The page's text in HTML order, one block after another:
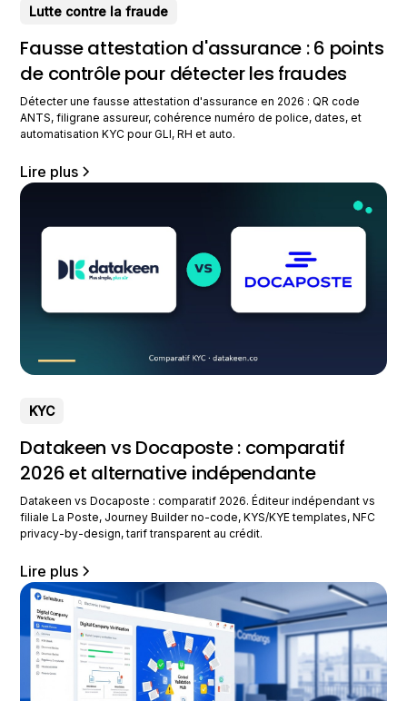
Lutte contre la fraude
Fausse attestation d'assurance : 6 points
de contrôle pour détecter les fraudes
Détecter une fausse attestation d'assurance en 2026 : QR code
ANTS, filigrane assureur, cohérence numéro de police, dates, et
automatisation KYC pour GLI, RH et auto.
Lire plus
KYC
Datakeen vs Docaposte : comparatif
2026 et alternative indépendante
Datakeen vs Docaposte : comparatif 2026. Éditeur indépendant vs
filiale La Poste, Journey Builder no-code, KYS/KYE templates, NFC
privacy-by-design, tarif transparent au crédit.
Lire plus